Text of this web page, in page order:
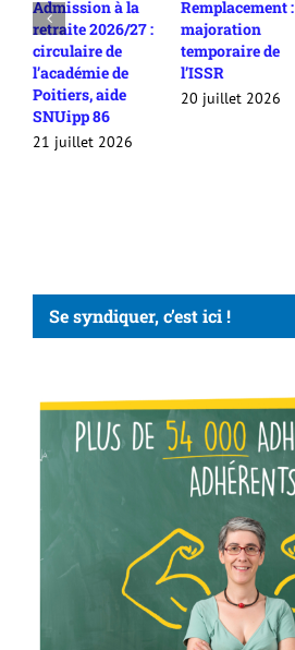
Admission à la
retraite 2026/27 :
circulaire de
l’académie de
Poitiers, aide
SNUipp 86
21 juillet 2026
Remplacement :
majoration
temporaire de
l’ISSR
20 juillet 2026
Se syndiquer, c’est ici !